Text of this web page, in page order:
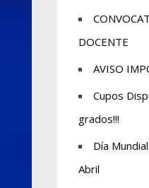
DOCENTE
AVISO
Cupos
grados!!!
Día
Abril